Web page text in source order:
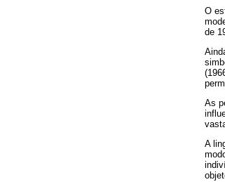
O
de
As
A